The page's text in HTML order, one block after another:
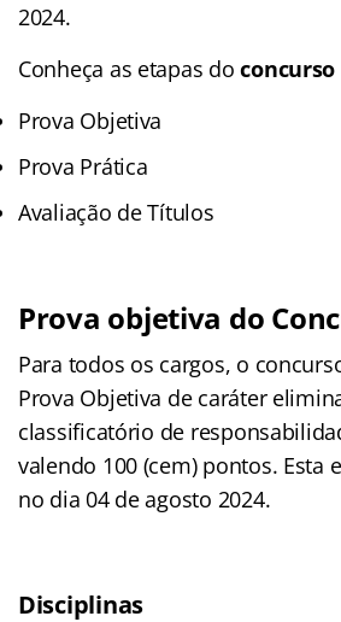
2024.
Conheça as etapas doconcurso
Prova Objetiva
Prova Prática
Avaliação de Títulos
Prova objetiva do
Para todos os cargos, o
Prova Objetiva de caráter
classificatório de
valendo 100 (cem) pontos. Esta
no dia 04 de agosto 2024.
Disciplinas